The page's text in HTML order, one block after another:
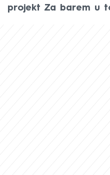
projekt Za barem u